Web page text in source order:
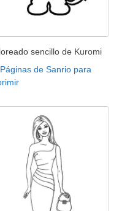
sencillo de Kuromi
Páginas de Sanrio para